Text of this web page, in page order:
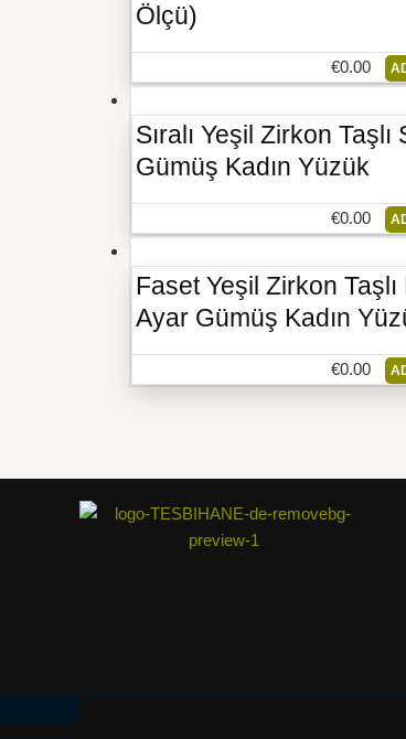
Ölçü)
€0.00
Sıralı Yeşil Zirkon
Gümüş Kadın Yüzük
€0.00
Faset Yeşil Zirkon
Ayar Gümüş Kadın
€0.00